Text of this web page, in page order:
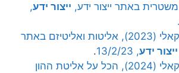
באתר ייצור ידע, ייצור ידע,
פנחס יחזקאלי (2023), אליטות ואליטיזם באתר
ייצור ידע, 13/2/23
.
פנחס יחזקאלי (2024), הכל על אליטת ההון